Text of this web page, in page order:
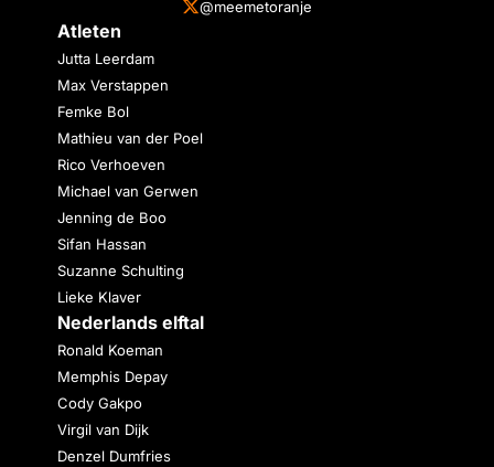
@meemetoranje
Atleten
Jutta Leerdam
Max Verstappen
Femke Bol
Mathieu van der Poel
Rico Verhoeven
Michael van Gerwen
Jenning de Boo
Sifan Hassan
Suzanne Schulting
Lieke Klaver
Nederlands elftal
Ronald Koeman
Memphis Depay
Cody Gakpo
Virgil van Dijk
Denzel Dumfries